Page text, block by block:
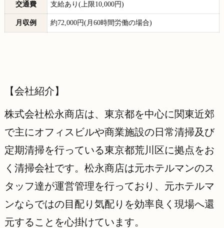
交通費 支給あり(上限10,000円)
月収例 約72,000円(月60時間労働の場合)
【会社紹介】
株式会社松永商店は、東京都を中心に関東近郊
で主にオフィスビルや商業施設の日常清掃及び
定期清掃を行っている東京都荒川区に拠点をお
く清掃会社です。松永商店は元ホテルマンのス
タッフ達が運営管理を行っており、元ホテルマ
ンならではの目配り気配りを効率良く現場へ還
元することを心掛けています。